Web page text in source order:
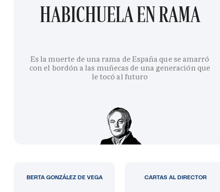
HABICHUELA EN RAMA
Es la muerte de una rama de España que se amarró
con el bordón a las muñecas de una generación que
le tocó al futuro
BERTA GONZÁLEZ DE VEGA CARTAS AL DIRECTOR